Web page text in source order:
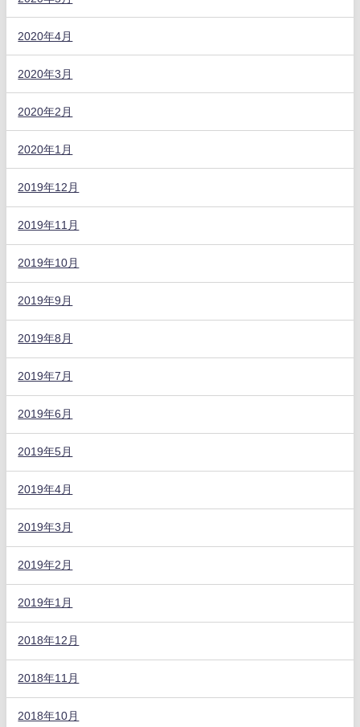
2020年4月
2020年3月
2020年2月
2020年1月
2019年12月
2019年11月
2019年10月
2019年9月
2019年8月
2019年7月
2019年6月
2019年5月
2019年4月
2019年3月
2019年2月
2019年1月
2018年12月
2018年11月
2018年10月